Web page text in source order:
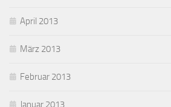
April 2013
März 2013
Februar 2013
Januar 2013